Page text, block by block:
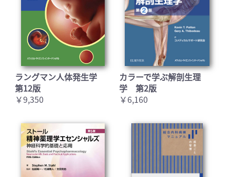
ラングマン人体発生学
第12版
￥9,350
カラーで学ぶ解剖生理
学 第2版
￥6,160